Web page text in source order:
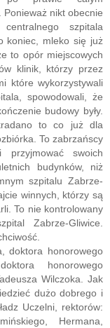
Ponieważ nikt obecnie
szpitala
koniec, mleko się już
to opór miejscowych
klinik, którzy przez
które wykorzystywali
spowodowali, że
budowy były.
to co już dla
To zabrzańscy
przyjmować swoich
budynków, niż
szpitalu Zabrze-
winnych, którzy są
To nie kontrolowany
Zabrze-Gliwice.
doktora honorowego
honorowego
Wilczoka. Jak
dużo dobrego i
Uczelni, rektorów:
Hermana,